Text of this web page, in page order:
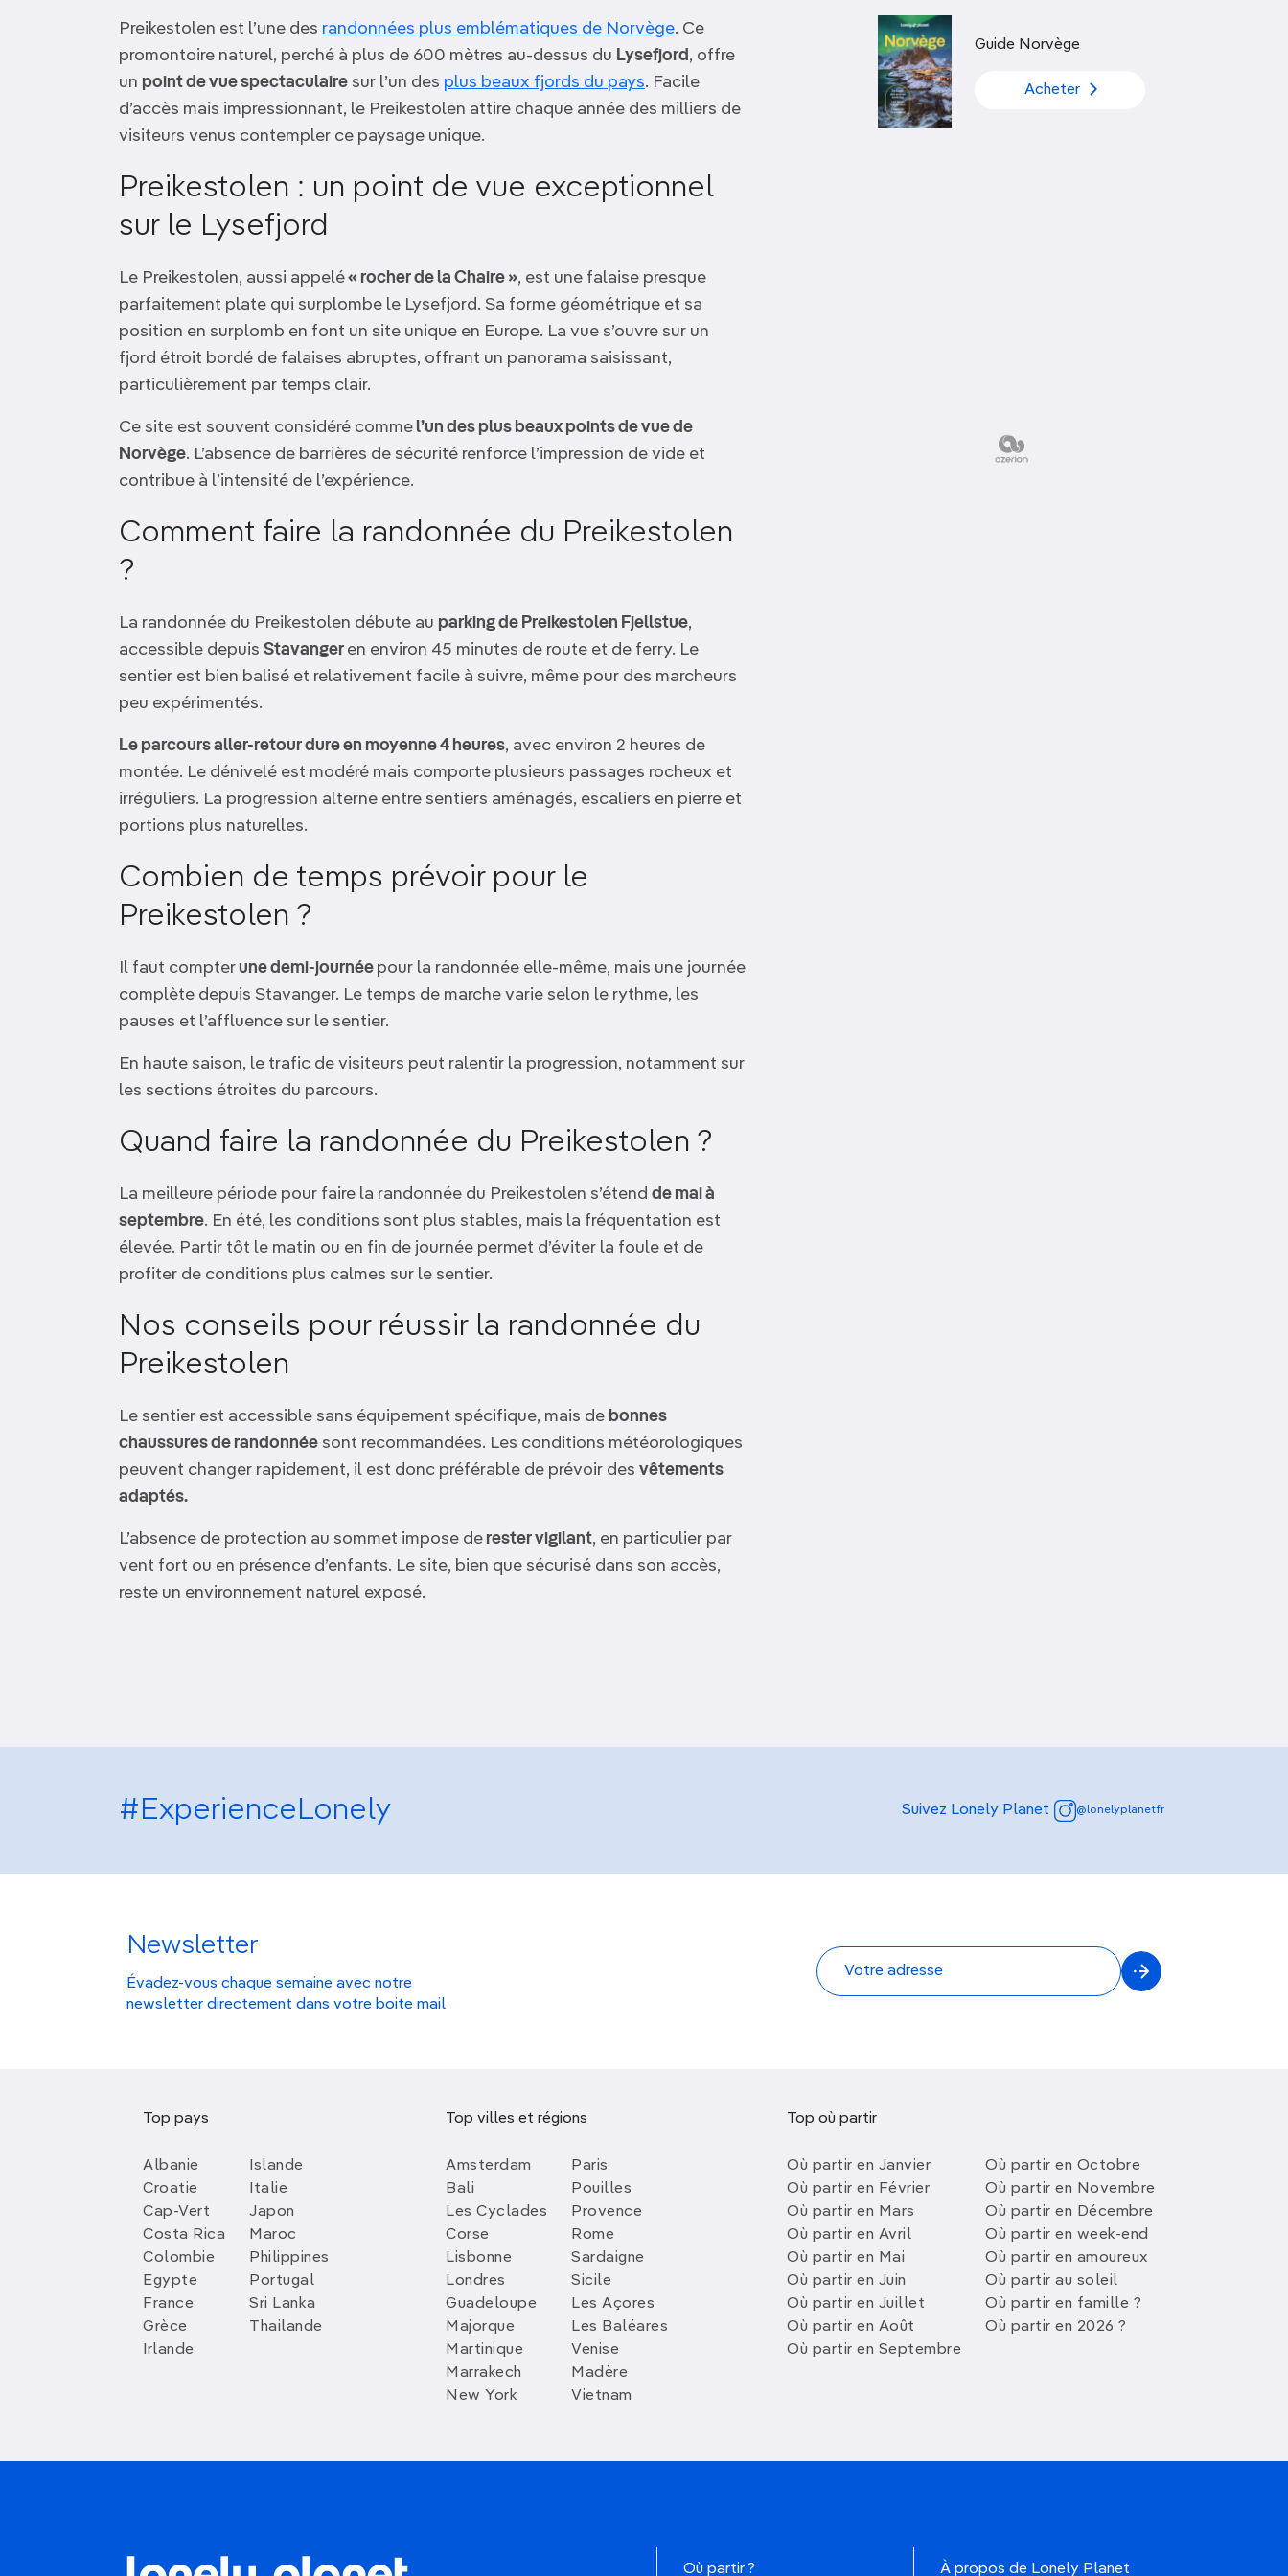
Découvrir nos articles
ANTARCTIQUE
TOP VILLES
Camargue
Preikestolen est l’une des randonnées plus emblématiques de Norvège. Ce
promontoire naturel, perché à plus de 600 mètres au-dessus du Lysefjord , offre
un point de vue spectaculaire sur l’un des plus beaux fjords du pays. Facile
d’accès mais impressionnant, le Preikestolen attire chaque année des milliers de
visiteurs venus contempler ce paysage unique.
Preikestolen : un point de vue exceptionnel
sur le Lysefjord
Le Preikestolen, aussi appelé« rocher de la Chaire », est une falaise presque
parfaitement plate qui surplombe le Lysefjord. Sa forme géométrique et sa
position en surplomb en font un site unique en Europe. La vue s’ouvre sur un
fjord étroit bordé de falaises abruptes, offrant un panorama saisissant,
particulièrement par temps clair.
Ce site est souvent considéré comme l’un des plus beaux points de vue de
Norvège. L’absence de barrières de sécurité renforce l’impression de vide et
contribue à l’intensité de l’expérience.
Comment faire la randonnée du Preikestolen
?
La randonnée du Preikestolen débute au parking de Preikestolen Fjellstue,
accessible depuis Stavanger en environ 45 minutes de route et de ferry. Le
sentier est bien balisé et relativement facile à suivre, même pour des marcheurs
peu expérimentés.
Le parcours aller-retour dure en moyenne 4 heures, avec environ 2 heures de
montée. Le dénivelé est modéré mais comporte plusieurs passages rocheux et
irréguliers. La progression alterne entre sentiers aménagés, escaliers en pierre et
portions plus naturelles.
Combien de temps prévoir pour le
Preikestolen ?
Il faut compterune demi-journée pour la randonnée elle-même, mais une journée
complète depuis Stavanger. Le temps de marche varie selon le rythme, les
pauses et l’affluence sur le sentier.
En haute saison, le trafic de visiteurs peut ralentir la progression, notamment sur
les sections étroites du parcours.
Quand faire la randonnée du Preikestolen ?
La meilleure période pour faire la randonnée du Preikestolen s’étend de mai à
septembre. En été, les conditions sont plus stables, mais la fréquentation est
élevée. Partir tôt le matin ou en fin de journée permet d’éviter la foule et de
profiter de conditions plus calmes sur le sentier.
Nos conseils pour réussir la randonnée du
Preikestolen
Le sentier est accessible sans équipement spécifique, mais de bonnes
chaussures de randonnée sont recommandées. Les conditions météorologiques
peuvent changer rapidement, il est donc préférable de prévoir des vêtements
adaptés.
L’absence de protection au sommet impose de rester vigilant, en particulier par
vent fort ou en présence d’enfants. Le site, bien que sécurisé dans son accès,
reste un environnement naturel exposé.
Guide Norvège
Acheter
#ExperienceLonely Suivez Lonely Planet @lonelyplanetfr
Newsletter
Évadez-vous chaque semaine avec notre
newsletter directement dans votre boite mail
Top pays
Albanie
Croatie
Cap-Vert
Costa Rica
Colombie
Egypte
France
Grèce
Irlande
Islande
Italie
Japon
Maroc
Philippines
Portugal
Sri Lanka
Thailande
Top villes et régions
Amsterdam
Bali
Les Cyclades
Corse
Lisbonne
Londres
Guadeloupe
Majorque
Martinique
Marrakech
New York
Paris
Pouilles
Provence
Rome
Sardaigne
Sicile
Les Açores
Les Baléares
Venise
Madère
Vietnam
Top où partir
Où partir en Janvier
Où partir en Février
Où partir en Mars
Où partir en Avril
Où partir en Mai
Où partir en Juin
Où partir en Juillet
Où partir en Août
Où partir en Septembre
Où partir en Octobre
Où partir en Novembre
Où partir en Décembre
Où partir en week-end
Où partir en amoureux
Où partir au soleil
Où partir en famille ?
Où partir en 2026 ?
Où partir ? À propos de Lonely Planet